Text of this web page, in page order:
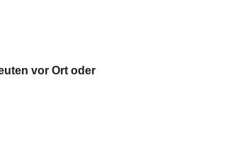
vor Ort oder